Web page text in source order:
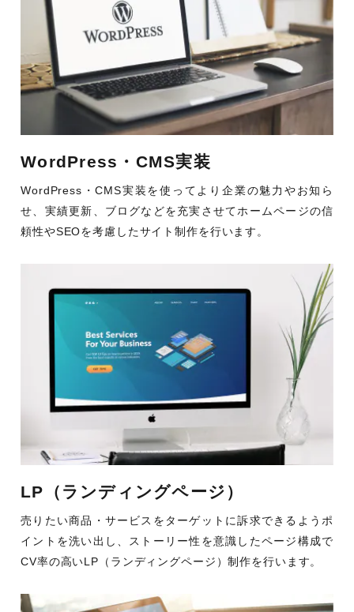
WordPress・CMS実装
WordPress・CMS実装を使ってより企業の魅力やお知ら
せ、実績更新、ブログなどを充実させてホームページの信
頼性やSEOを考慮したサイト制作を行います。
LP（ランディングページ）
売りたい商品・サービスをターゲットに訴求できるようポ
イントを洗い出し、ストーリー性を意識したページ構成で
CV率の高いLP（ランディングページ）制作を行います。